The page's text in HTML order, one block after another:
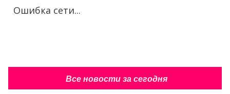
Ошибка сети...
Все новости за сегодня